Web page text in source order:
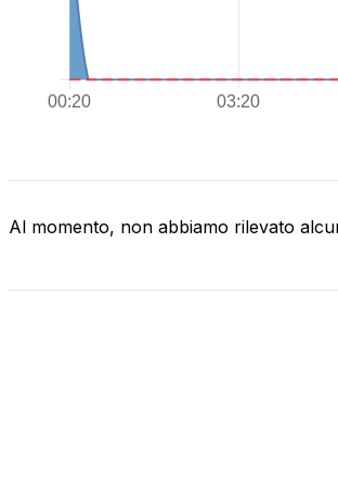
Al momento, non abbiamo rilevato